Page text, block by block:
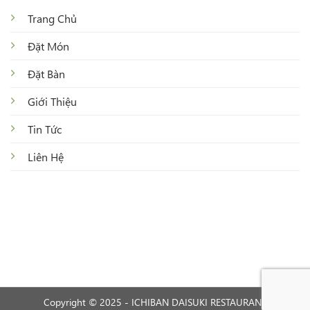
Trang Chủ
Đặt Món
Đặt Bàn
Giới Thiệu
Tin Tức
Liên Hệ
Copyright © 2025 - ICHIBAN DAISUKI RESTAURANT